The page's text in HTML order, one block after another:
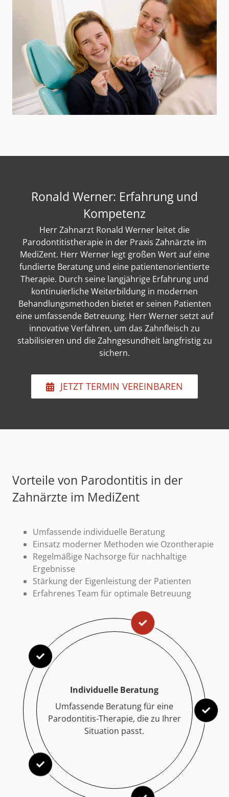
Ronald Werner: Erfahrung und
Kompetenz
Herr Zahnarzt Ronald Werner leitet die
Parodontitistherapie in der Praxis Zahnärzte im
MediZent. Herr Werner legt großen Wert auf eine
fundierte Beratung und eine patientenorientierte
Therapie. Durch seine langjährige Erfahrung und
kontinuierliche Weiterbildung in modernen
Behandlungsmethoden bietet er seinen Patienten
eine umfassende Betreuung. Herr Werner setzt auf
innovative Verfahren, um das Zahnfleisch zu
stabilisieren und die Zahngesundheit langfristig zu
sichern.
JETZT TERMIN VEREINBAREN
Vorteile von Parodontitis in der
Zahnärzte im MediZent
Umfassende individuelle Beratung
Einsatz moderner Methoden wie Ozontherapie
Regelmäßige Nachsorge für nachhaltige
Ergebnisse
Stärkung der Eigenleistung der Patienten
Erfahrenes Team für optimale Betreuung
Individuelle Beratung
Umfassende Beratung für eine
Parodontitis-Therapie, die zu Ihrer
Situation passt.